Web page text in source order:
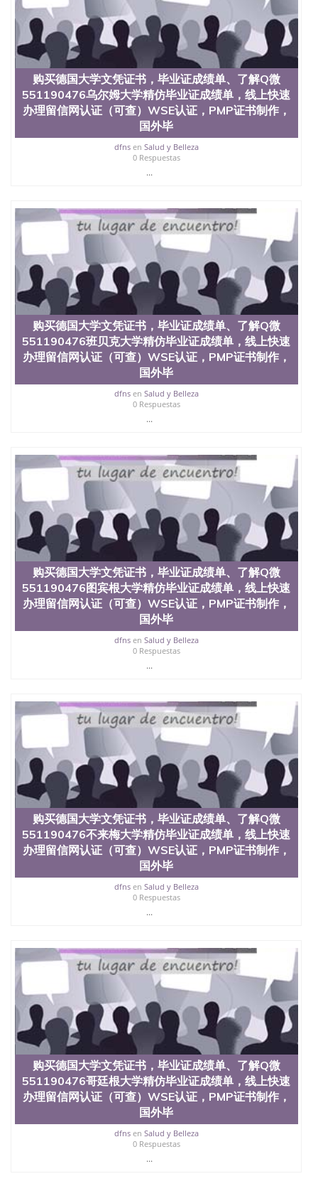
购买德国大学文凭证书，毕业证成绩单、了解Q微
551190476乌尔姆大学精仿毕业证成绩单，线上快速
办理留信网认证（可查）WSE认证，PMP证书制作，
国外毕
dfnsen Salud y Belleza
0 Respuestas
...
购买德国大学文凭证书，毕业证成绩单、了解Q微
551190476班贝克大学精仿毕业证成绩单，线上快速
办理留信网认证（可查）WSE认证，PMP证书制作，
国外毕
dfnsen Salud y Belleza
0 Respuestas
...
购买德国大学文凭证书，毕业证成绩单、了解Q微
551190476图宾根大学精仿毕业证成绩单，线上快速
办理留信网认证（可查）WSE认证，PMP证书制作，
国外毕
dfnsen Salud y Belleza
0 Respuestas
...
购买德国大学文凭证书，毕业证成绩单、了解Q微
551190476不来梅大学精仿毕业证成绩单，线上快速
办理留信网认证（可查）WSE认证，PMP证书制作，
国外毕
dfnsen Salud y Belleza
0 Respuestas
...
购买德国大学文凭证书，毕业证成绩单、了解Q微
551190476哥廷根大学精仿毕业证成绩单，线上快速
办理留信网认证（可查）WSE认证，PMP证书制作，
国外毕
dfnsen Salud y Belleza
0 Respuestas
...